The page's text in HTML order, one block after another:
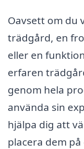
Oavsett om du
trädgård, en
eller en
erfaren
genom hela
använda sin
hjälpa dig att
placera dem